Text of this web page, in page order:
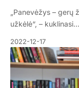
„Panevėžys – gerų
užkėlė“, – kuklinasi…
2022-12-17